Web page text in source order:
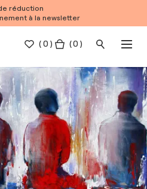
réduction
à la newsletter
(0 ) ( 0 )